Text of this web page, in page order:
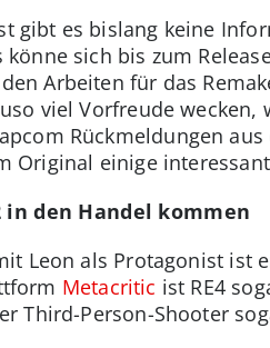
gibt es bislang keine
könne sich bis zum
Arbeiten für das
viel Vorfreude
Rückmeldungen
Original einige
in den Handel kommen
Leon als Protagonist ist
Metacritic ist RE4
Third-Person-Shooter